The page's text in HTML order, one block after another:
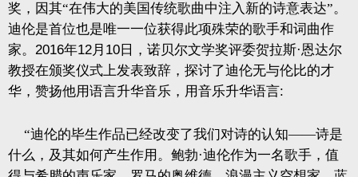
奖，因其“在伟大的美国传统歌曲中注入新的诗意表达”。
迪伦是首位也是唯一一位获得此项殊荣的歌手和词曲作
家。 2016年12月 10 日，诺贝尔文学奖评委贺拉斯·恩达尔
教授在颁奖仪式上发表致辞，探讨了迪伦无与伦比的才
华，赞扬他用语言升华音乐，用音乐升华语言:
“迪伦的毕生作品已经改变了我们对诗的认知——诗是
什么，及其如何产生作用。鲍勃·迪伦作为一名歌手，值